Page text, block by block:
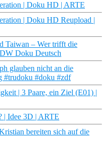
| Doku HD | ARTE
| Doku HD Reupload |
Taiwan – Wer trifft die
Doku Deutsch
glauben nicht an die
#trudoku #doku #zdf
| 3 Paare, ein Ziel (E01) |
| Idee 3D | ARTE
bereiten sich auf die